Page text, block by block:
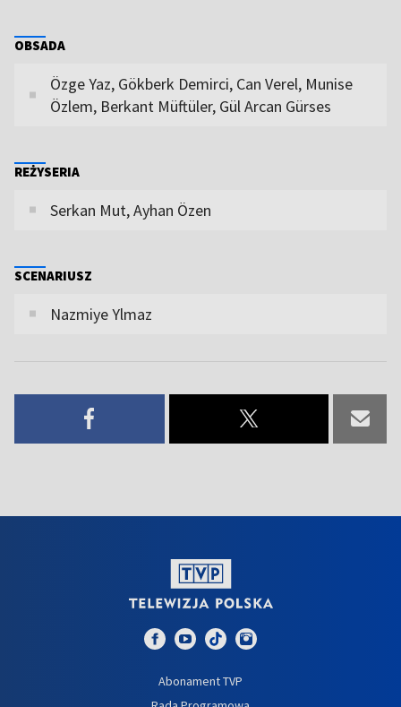
OBSADA
Özge Yaz, Gökberk Demirci, Can Verel, Munise
Özlem, Berkant Müftüler, Gül Arcan Gürses
REŻYSERIA
Serkan Mut, Ayhan Özen
SCENARIUSZ
Nazmiye Ylmaz
Abonament TVP